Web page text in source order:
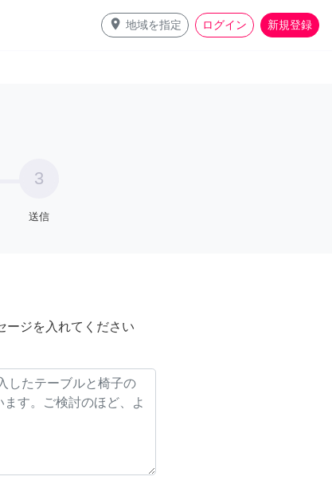
place 地域を指定 ログイン 新規登録
3
送信
ージを入れてください